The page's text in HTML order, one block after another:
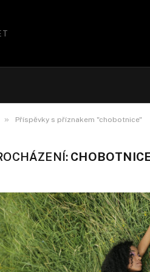
» Příspěvky s příznakem "chobotnice"